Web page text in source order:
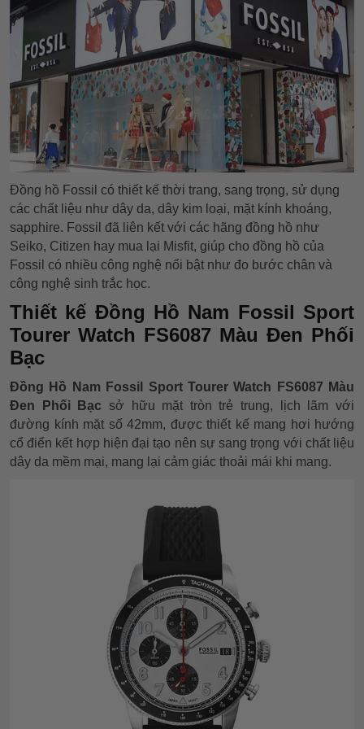
Đồng hồ Fossil có thiết kế thời trang, sang trọng, sử dụng
các chất liệu như dây da, dây kim loại, mặt kính khoáng,
sapphire. Fossil đã liên kết với các hãng đồng hồ như
Seiko, Citizen hay mua lại Misfit, giúp cho đồng hồ của
Fossil có nhiều công nghệ nổi bật như đo bước chân và
công nghệ sinh trắc học.
Thiết kế Đồng Hồ Nam Fossil Sport
Tourer Watch FS6087 Màu Đen Phối
Bạc
Đồng Hồ Nam Fossil Sport Tourer Watch FS6087 Màu
Đen Phối Bạc sở hữu mặt tròn trẻ trung, lịch lãm với
đường kính mặt số 42mm, được thiết kế mang hơi hướng
cổ điển kết hợp hiện đại tạo nên sự sang trọng với chất liệu
dây da mềm mại, mang lại cảm giác thoải mái khi mang.